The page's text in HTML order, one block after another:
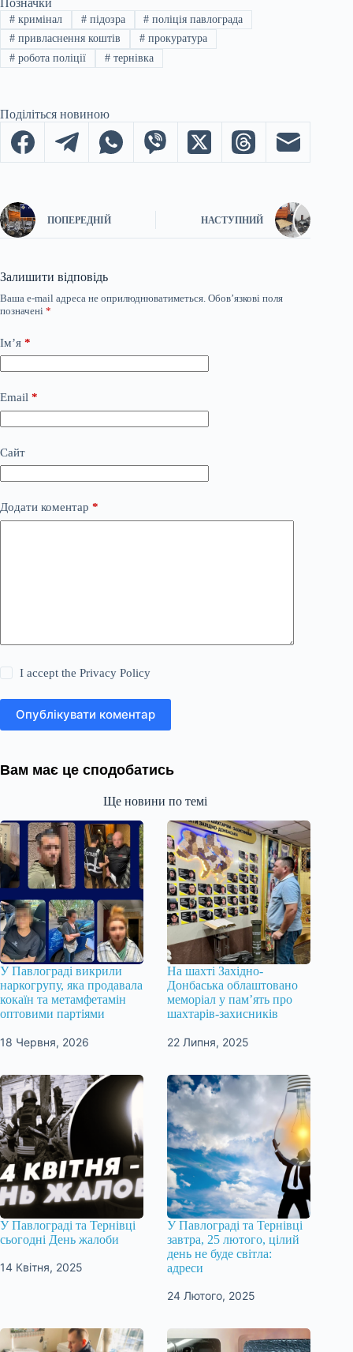
#кримінал #підозра # поліція павлограда
#привласнення коштів #прокуратура
#робота поліції #тернівка
Поділіться новиною
ПОПЕРЕДНІЙ НАСТУПНИЙ
Залишити відповідь
Ваша e-mail адреса не оприлюднюватиметься. Обов’язкові поля
позначені *
Ім’я *
Email *
Сайт
Додати коментар *
I accept thePrivacy Policy
Опублікувати коментар
Вам має це сподобатись
Ще новини по темі
У Павлограді викрили
наркогрупу, яка продавала
кокаїн та метамфетамін
оптовими партіями
18 Червня, 2026
На шахті Західно-
Донбаська облаштовано
меморіал у памʼять про
шахтарів-захисників
22 Липня, 2025
У Павлограді та Тернівці
сьогодні День жалоби
14 Квітня, 2025
У Павлограді та Тернівці
завтра, 25 лютого, цілий
день не буде світла:
адреси
24 Лютого, 2025